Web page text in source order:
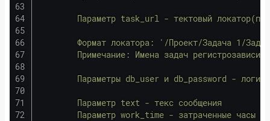
Параметр task_url - тектовый
Формат локатора: '/Проект/Задача 1/
Примечание: Имена задач
Параметры db_user и db_password -
        Параметр text - текс сообщения
        Параметр work_time - затраченные часы